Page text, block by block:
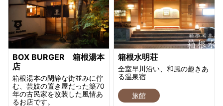
BOX BURGER 箱根湯本
店
箱根湯本の閑静な街並みに佇
む、芸妓の置き屋だった築70
年の古民家を改装した風情あ
るお店です。
箱根水明荘
全室早川沿い、和風の趣きあ
る温泉宿
旅館